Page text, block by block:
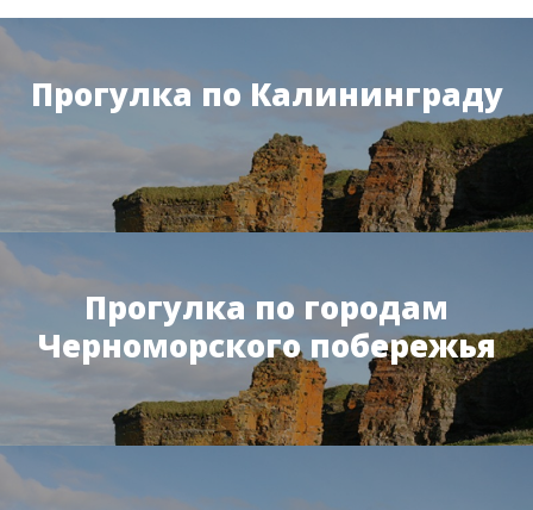
Прогулка по Калининграду
Прогулка по городам
Черноморского побережья